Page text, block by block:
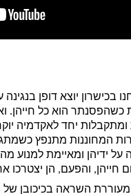
בכישרון יוצא דופן
כשהפסנתר הוא כל
יחד לאקדמיה
המחוננות מתנפץ
ידיהן ומאיימת למנוע מהן
חייהן, והפעם, הן יצטרכו
השראה בכיכובן של